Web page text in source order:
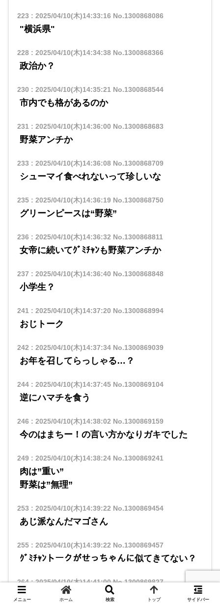
223 : 2025/04/10(木)14:33:16 No.1300868086
"横浜県"
228: 2025/04/10(木)14:34:38No.1300868366
政治か？
230 : 2025/04/10(木)14:35:21 No.1300868544
市内でも格があるのか
231 : 2025/04/10(木)14:36:00 No.1300868683
野菜アンチか
233 : 2025/04/10(木)14:36:08No.1300868709
シューマイ食べれないって珍しいな
235: 2025/04/10(木)14:36:19No.1300868750
グリーンピースは“野菜”
236 : 2025/04/10(木)14:36:32 No.1300868811
女帝に続いてｸﾞﾐﾁｬﾝも野菜アンチか
237 : 2025/04/10(木)14:36:40 No.1300868848
小学生？
241 : 2025/04/10(木)14:37:20 No.1300868994
おじトーク
242 : 2025/04/10(木)14:37:34No.1300869039
お年を召してらっしゃる…？
244: 2025/04/10(木)14:37:45No.1300869104
逆にハマチを食う
246 : 2025/04/10(木)14:38:02 No.1300869159
今のはまちー！の言い方かなりガキでした
249: 2025/04/10(木)14:38:24No.1300869241
肉は”重い”
野菜は”無理”
253 : 2025/04/10(木)14:39:22 No.1300869454
あじ派なんだマゴさん
255: 2025/04/10(木)14:39:22 No.1300869457
ｸﾞﾐﾁｬﾝトークがせっちゃんに似てきてない？
264:2025/04/10(木)14:41:00No.1300869827
家事手伝いちゃんとやるガキ
メニュー ホーム 検索 トップ サイドバー